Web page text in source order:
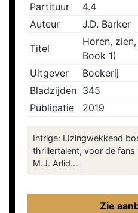
Partituur
4.4
Auteur
J.D. Barker
Titel
Horen,
Book 1)
Uitgever
Boekerij
Bladzijden 345
Publicatie
2019
Intrige: IJzingwekkend
thrillertalent, voor de fans
M.J. Arlid...
Zie